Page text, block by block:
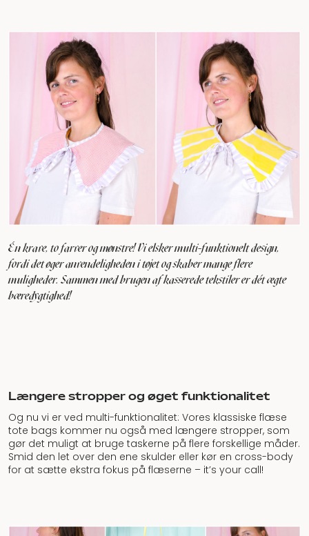
Én krave, to farver og mønstre! Vi elsker multi-funktionelt design,
fordi det øger anvendeligheden i tøjet og skaber mange flere
muligheder. Sammen med brugen af kasserede tekstiler er dét ægte
bæredygtighed!
Længere stropper og øget funktionalitet
Og nu vi er ved multi-funktionalitet: Vores klassiske flæse
tote bags kommer nu også med længere stropper, som
gør det muligt at bruge taskerne på flere forskellige måder.
Smid den let over den ene skulder eller kør en cross-body
for at sætte ekstra fokus på flæserne – it’s your call!